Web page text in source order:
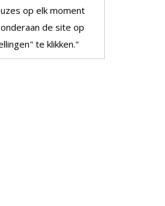
op elk moment
de site op
te klikken."